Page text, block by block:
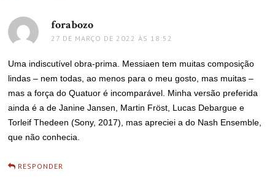
forabozo
27 DE MARÇO DE 2022 ÀS 18:52
Uma indiscutível obra-prima. Messiaen tem muitas composição
lindas – nem todas, ao menos para o meu gosto, mas muitas –
mas a força do Quatuor é incomparável. Minha versão preferida
ainda é a de Janine Jansen, Martin Fröst, Lucas Debargue e
Torleif Thedeen (Sony, 2017), mas apreciei a do Nash Ensemble,
que não conhecia.
RESPONDER